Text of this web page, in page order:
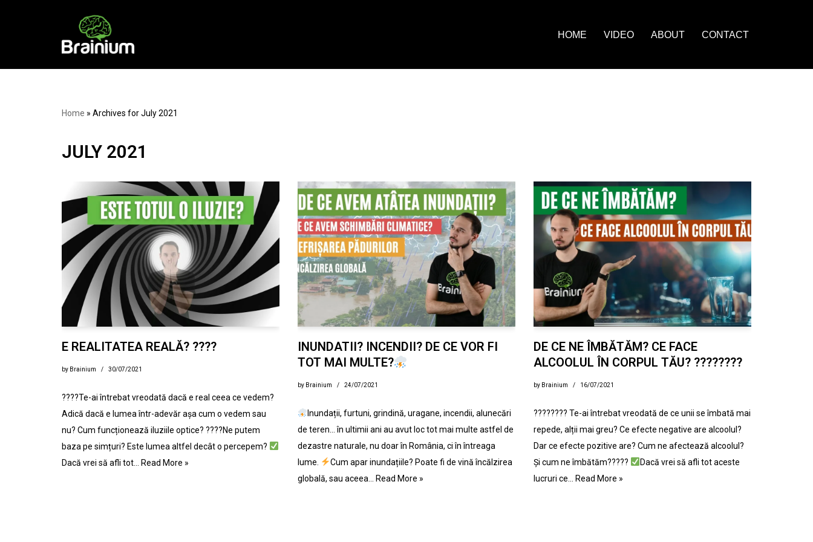
content
HOME VIDEO ABOUT CONTACT
Home » Archives for July 2021
JULY 2021
E REALITATEA REALĂ? ????
by Brainium 30/07/2021
????Te-ai întrebat vreodată dacă e real ceea ce vedem?
Adică dacă e lumea într-adevăr așa cum o vedem sau
nu? Cum funcționează iluziile optice? ????Ne putem
baza pe simțuri? Este lumea altfel decât o percepem?
Dacă vrei să afli tot…
Read More »
INUNDATII? INCENDII? DE CE VOR FI
TOT MAI MULTE?
by Brainium 24/07/2021
Inundații, furtuni, grindină, uragane, incendii, alunecări
de teren… în ultimii ani au avut loc tot mai multe astfel de
dezastre naturale, nu doar în România, ci în întreaga
lume.
Cum apar inundațiile? Poate fi de vină încălzirea
globală, sau aceea…
Read More »
DE CE NE ÎMBĂTĂM? CE FACE
ALCOOLUL ÎN CORPUL TĂU? ????????
by Brainium 16/07/2021
???????? Te-ai întrebat vreodată de ce unii se îmbată mai
repede, alții mai greu? Ce efecte negative are alcoolul?
Dar ce efecte pozitive are? Cum ne afectează alcoolul?
Și cum ne îmbătăm?????
Dacă vrei să afli tot aceste
lucruri ce…
Read More »